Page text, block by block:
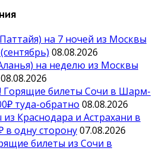
на 7 ночей из Москвы
08.08.2026
на неделю из Москвы
08.08.2026
Горящие билеты Сочи в Шарм-
туда-обратно 08.08.2026
Краснодара и Астрахани в
в одну сторону07.08.2026
билеты из Сочи в